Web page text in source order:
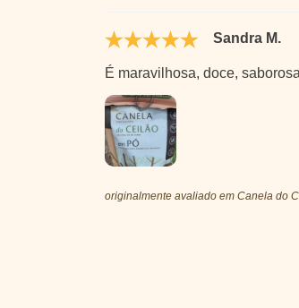
Sandra M.
É maravilhosa, doce,
originalmente avaliado em Canela do